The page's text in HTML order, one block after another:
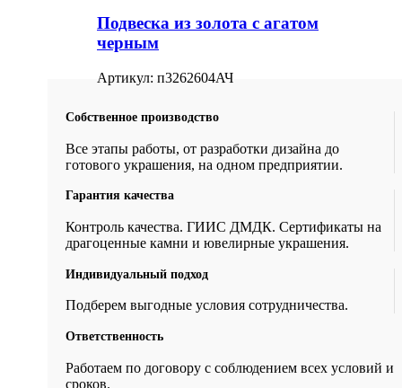
Подвеска из золота с агатом
черным
Артикул: п3262604АЧ
Собственное производство
Все этапы работы, от разработки дизайна до
готового украшения, на одном предприятии.
Гарантия качества
Контроль качества. ГИИС ДМДК. Сертификаты на
драгоценные камни и ювелирные украшения.
Индивидуальный подход
Подберем выгодные условия сотрудничества.
Ответственность
Работаем по договору с соблюдением всех условий и
сроков.